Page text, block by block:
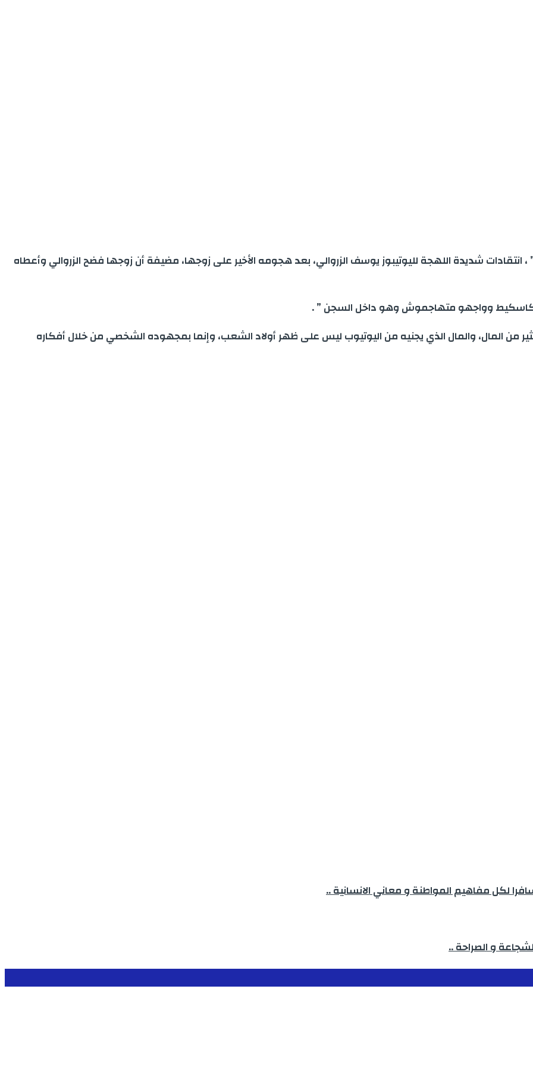
شديدة اللهجة لليوتيبوز يوسف الزروالي، بعد هجومه الأخير على زوجها، مضيفة أن زوجها فضح الزروالي وأعطاه
وواجهو متهاجموش وهو داخل السجن ” .
من المال، والمال الذي يجنيه من اليوتيوب ليس على ظهر أولاد الشعب، وإنما بمجهوده الشخصي من خلال أفكاره
لكل مفاهيم المواطنة و معاني الانسانية ..
و الصراحة ..